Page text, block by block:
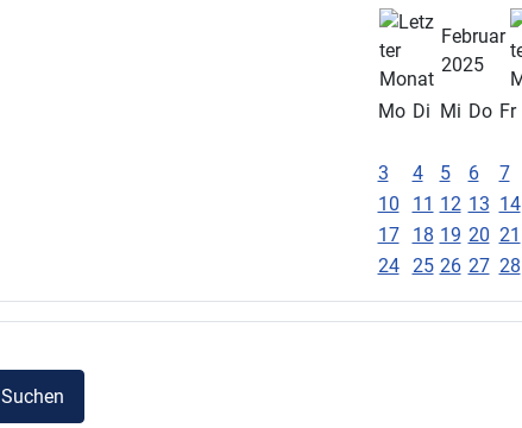
Februar
2025
Mo Di Mi Do Fr
3
4 5 6 7
10
11 12 13 14
17
18 19 20 21
24
25 26 27 28
Suchen